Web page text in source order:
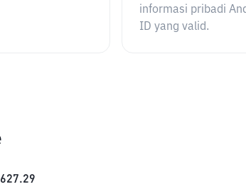
informasi pribadi
ID yang valid.